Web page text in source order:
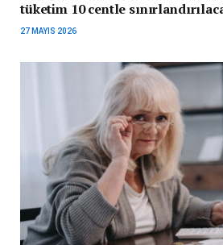
tüketim 10 centle
27 MAYIS 2026